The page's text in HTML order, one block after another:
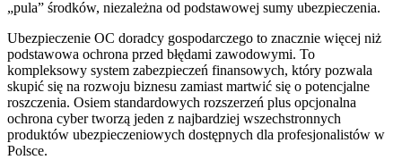
„pula” środków, niezależna od podstawowej sumy ubezpieczenia.
Ubezpieczenie OC doradcy gospodarczego to znacznie więcej niż
podstawowa ochrona przed błędami zawodowymi. To
kompleksowy system zabezpieczeń finansowych, który pozwala
skupić się na rozwoju biznesu zamiast martwić się o potencjalne
roszczenia. Osiem standardowych rozszerzeń plus opcjonalna
ochrona cyber tworzą jeden z najbardziej wszechstronnych
produktów ubezpieczeniowych dostępnych dla profesjonalistów w
Polsce.